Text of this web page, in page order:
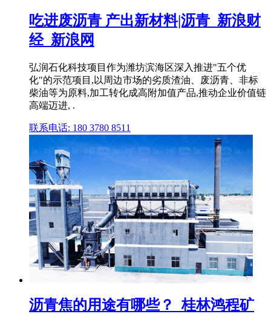
吃进废沥青 产出新材料|沥青_新浪财
经_新浪网
弘润石化科技项目作为潍坊滨海区深入推进"五个优
化"的示范项目,以周边市场的劣质渣油、废沥青、非标
柴油等为原料,加工转化成高附加值产品,推动企业价值链
高端迈进, .
联系电话: 180 3780 8511
沥青焦的用途有哪些？_桂林鸿程矿